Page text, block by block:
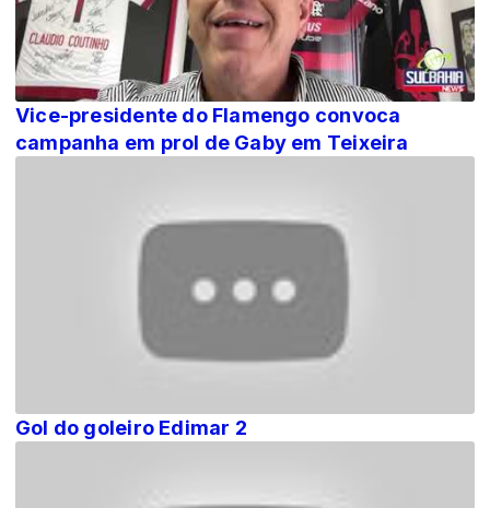
Vice-presidente do Flamengo convoca
campanha em prol de Gaby em Teixeira
Gol do goleiro Edimar 2